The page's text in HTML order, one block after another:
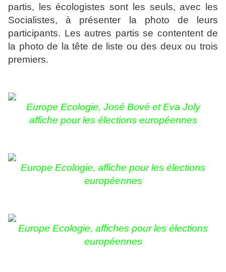
partis, les écologistes sont les seuls, avec les
Socialistes, à présenter la photo de leurs
participants. Les autres partis se contentent de
la photo de la tête de liste ou des deux ou trois
premiers.
Europe Ecologie, José Bové et Eva Joly
affiche pour les élections européennes
Europe Ecologie, affiche pour les élections
européennes
Europe Ecologie, affiches pour les élections
européennes